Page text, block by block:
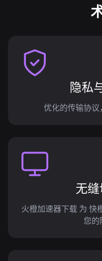
隐私
优化的传输协议
无
火橙加速器下载 为 快
您的